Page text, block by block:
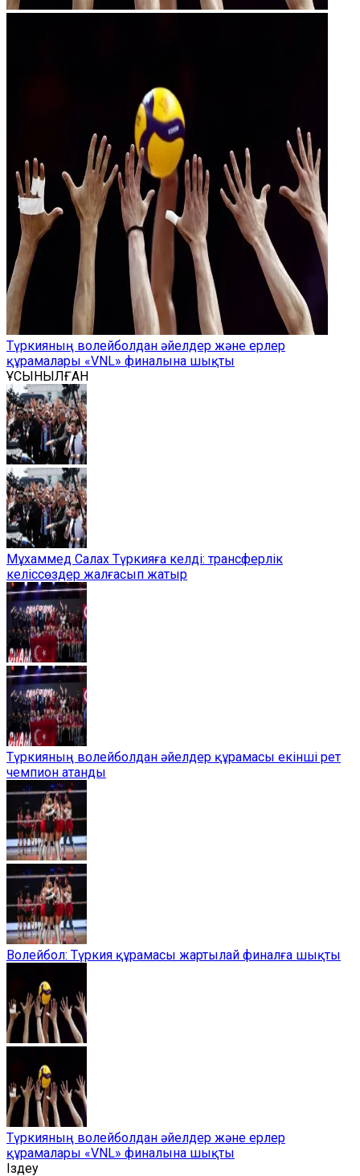
Түркияның волейболдан әйелдер және ерлер
құрамалары «VNL» финалына шықты
ҰСЫНЫЛҒАН
Мұхаммед Салах Түркияға келді: трансферлік
келіссөздер жалғасып жатыр
Түркияның волейболдан әйелдер құрамасы екінші рет
чемпион атанды
Волейбол: Түркия құрамасы жартылай финалға шықты
Түркияның волейболдан әйелдер және ерлер
құрамалары «VNL» финалына шықты
Іздеу